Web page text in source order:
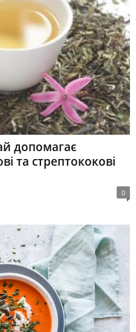
допомагає
та стрептококові
0